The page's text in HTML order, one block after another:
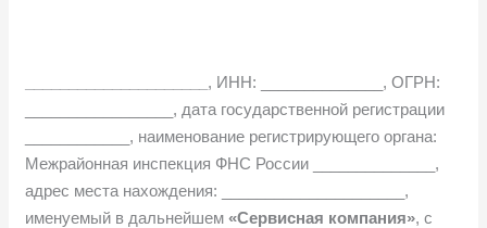
, ИНН: ______________, ОГРН:
_________________, дата государственной регистрации
____________, наименование регистрирующего органа:
Межрайонная инспекция ФНС России ______________,
адрес места нахождения: _____________________,
именуемый в дальнейшем«Сервисная компания», с